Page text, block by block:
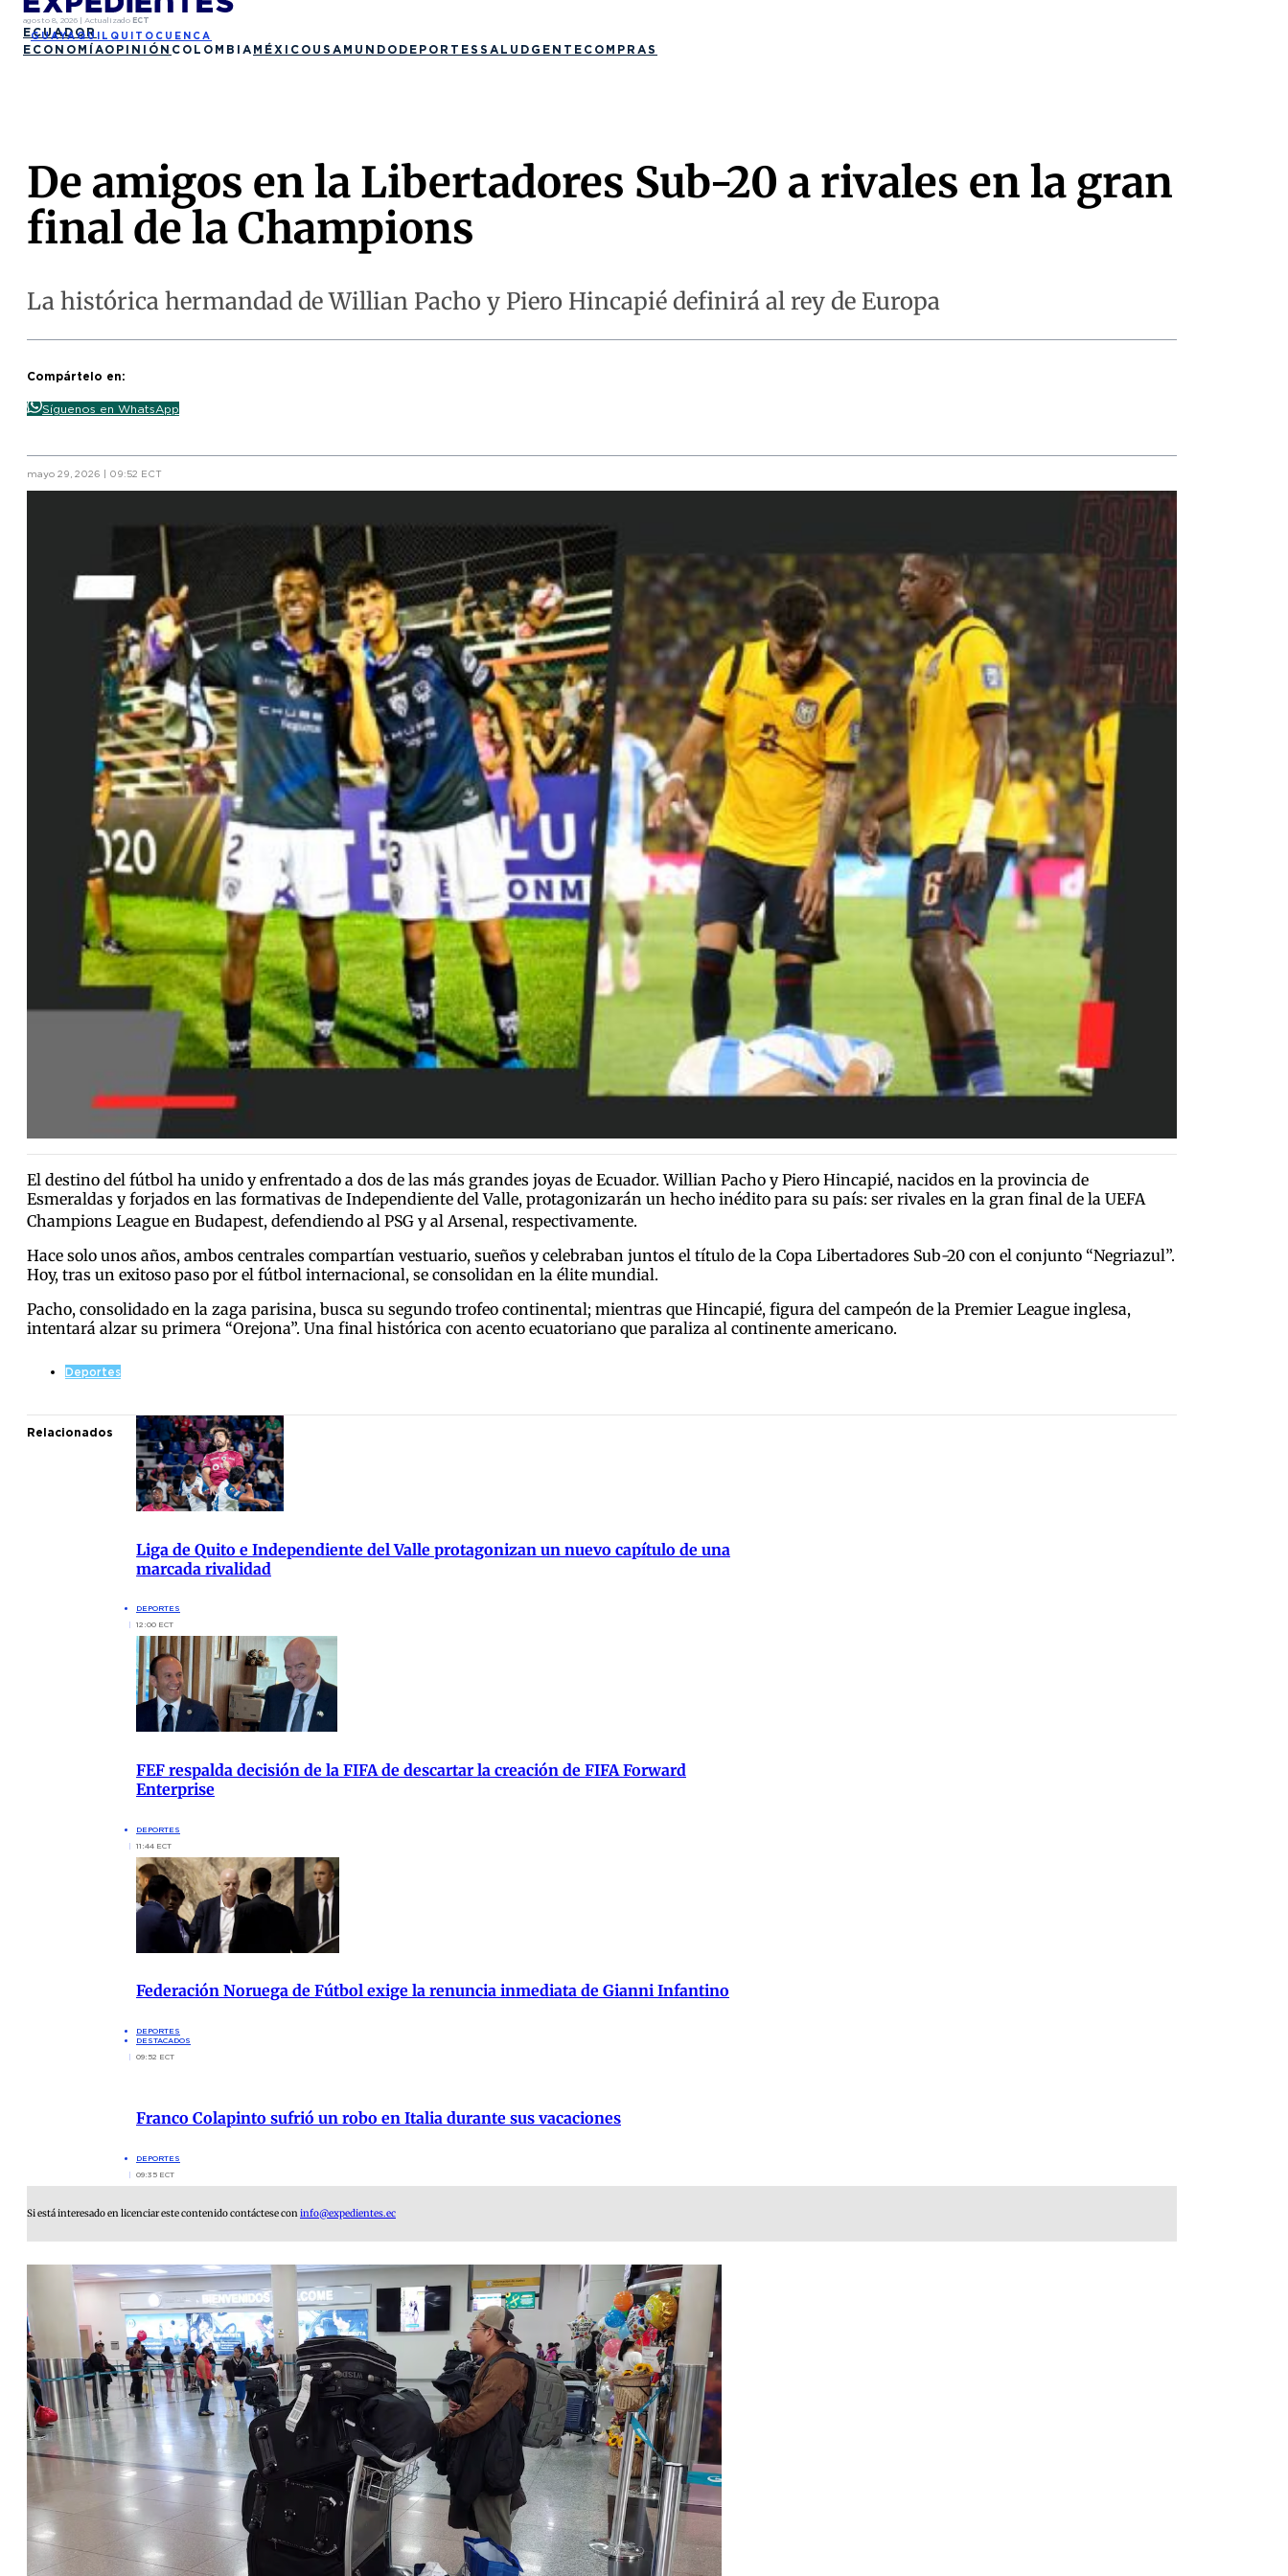
agosto 8, 2026 | Actualizado ECT
ECUADOR
GUAYAQUIL QUITO CUENCA
ECONOMÍAOPINIÓN COLOMBIA MÉXICO USA MUNDO DEPORTES SALUD GENTE COMPRAS
De amigos en la Libertadores Sub-20 a rivales en la gran
final de la Champions
La histórica hermandad de Willian Pacho y Piero Hincapié definirá al rey de Europa
Compártelo en:
Síguenos en WhatsApp
mayo 29, 2026 | 09:52 ECT
El destino del fútbol ha unido y enfrentado a dos de las más grandes joyas de Ecuador. Willian Pacho y Piero Hincapié, nacidos en la provincia de
Esmeraldas y forjados en las formativas de Independiente del Valle, protagonizarán un hecho inédito para su país: ser rivales en la gran final de la UEFA
Champions League en Budapest, defendiendo al PSG y al Arsenal, respectivamente.
Hace solo unos años, ambos centrales compartían vestuario, sueños y celebraban juntos el título de la Copa Libertadores Sub-20 con el conjunto “Negriazul”.
Hoy, tras un exitoso paso por el fútbol internacional, se consolidan en la élite mundial.
Pacho, consolidado en la zaga parisina, busca su segundo trofeo continental; mientras que Hincapié, figura del campeón de la Premier League inglesa,
intentará alzar su primera “Orejona”. Una final histórica con acento ecuatoriano que paraliza al continente americano.
Deportes
Relacionados
Liga de Quito e Independiente del Valle protagonizan un nuevo capítulo de una
marcada rivalidad
DEPORTES
12:00 ECT
FEF respalda decisión de la FIFA de descartar la creación de FIFA Forward
Enterprise
DEPORTES
11:44 ECT
Federación Noruega de Fútbol exige la renuncia inmediata de Gianni Infantino
DEPORTES
DESTACADOS
09:52 ECT
Franco Colapinto sufrió un robo en Italia durante sus vacaciones
DEPORTES
09:35 ECT
Si está interesado en licenciar este contenido contáctese coninfo@expedientes.ec